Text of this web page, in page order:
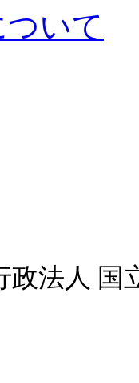
いて
政法人 国